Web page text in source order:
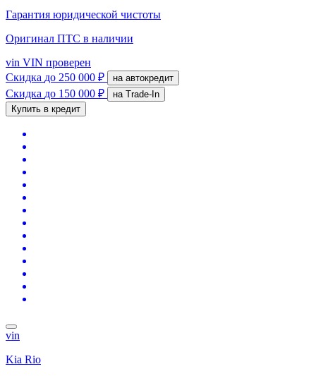
Гарантия юридической чистоты
Оригинал ПТС в наличии
vin VIN проверен
Скидка до 250 000 ₽ на автокредит
Скидка до 150 000 ₽
на Trade-In
Купить в кредит
vin
Kia Rio